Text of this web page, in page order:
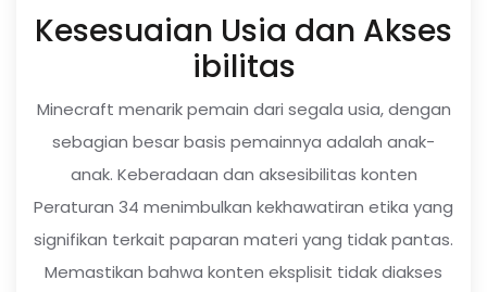
Kesesuaian Usia dan Akses
ibilitas
Minecraft menarik pemain dari segala usia, dengan
sebagian besar basis pemainnya adalah anak-
anak. Keberadaan dan aksesibilitas konten
Peraturan 34 menimbulkan kekhawatiran etika yang
signifikan terkait paparan materi yang tidak pantas.
Memastikan bahwa konten eksplisit tidak diakses